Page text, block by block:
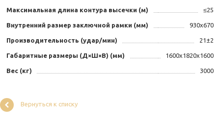
Максимальная длина контура высечки (м) ≤25
Внутренний размер заключной рамки (мм) 930х670
Производительность (удар/мин) 21±2
Габаритные размеры (Д×Ш×В) (мм) 1600х1820х1600
Вес (кг) 3000
Вернуться к списку